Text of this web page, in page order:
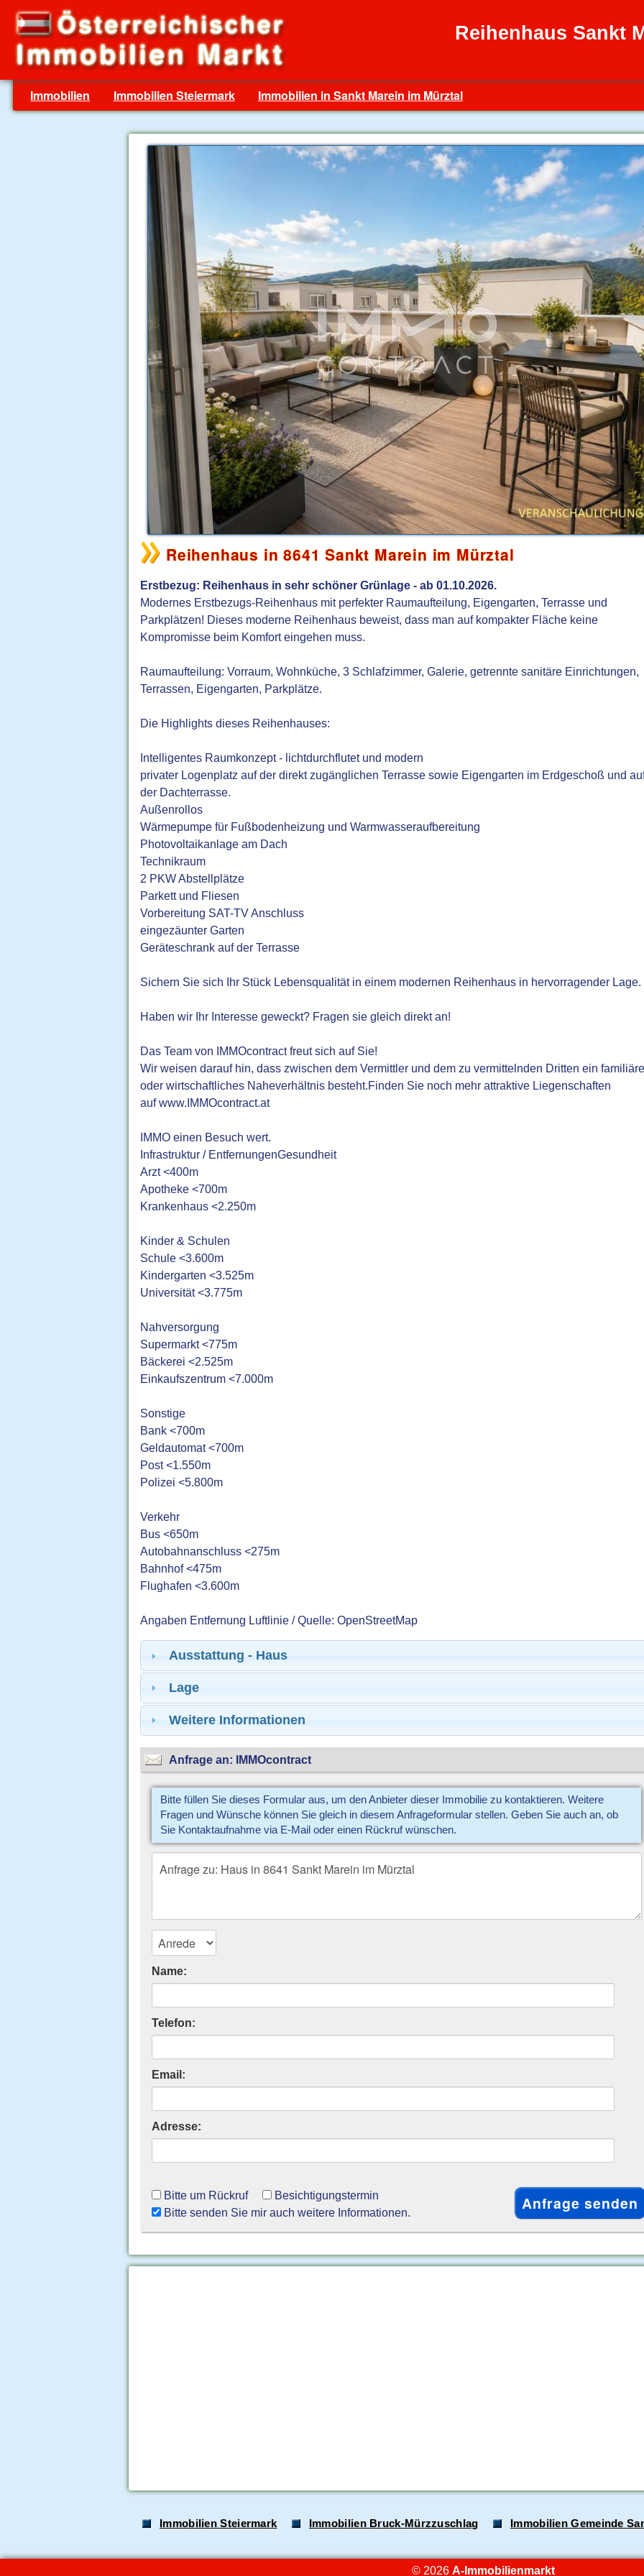
Reihenhaus Sankt
Immobilien Immobilien Steiermark Immobilien in Sankt Marein im Mürztal
Reihenhaus in 8641 Sankt Marein im Mürztal
Erstbezug: Reihenhaus in sehr schöner Grünlage - ab 01.10.2026.
Modernes Erstbezugs-Reihenhaus mit perfekter Raumaufteilung, Eigengarten, Terrasse und
Parkplätzen! Dieses moderne Reihenhaus beweist, dass man auf kompakter Fläche keine
Kompromisse beim Komfort eingehen muss.
Raumaufteilung: Vorraum, Wohnküche, 3 Schlafzimmer, Galerie, getrennte sanitäre Einrichtungen,
Terrassen, Eigengarten, Parkplätze.
Die Highlights dieses Reihenhauses:
Intelligentes Raumkonzept - lichtdurchflutet und modern
privater Logenplatz auf der direkt zugänglichen Terrasse sowie Eigengarten im Erdgeschoß und
der Dachterrasse.
Außenrollos
Wärmepumpe für Fußbodenheizung und Warmwasseraufbereitung
Photovoltaikanlage am Dach
Technikraum
2 PKW Abstellplätze
Parkett und Fliesen
Vorbereitung SAT-TV Anschluss
eingezäunter Garten
Geräteschrank auf der Terrasse
Sichern Sie sich Ihr Stück Lebensqualität in einem modernen Reihenhaus in hervorragender Lage.
Haben wir Ihr Interesse geweckt? Fragen sie gleich direkt an!
Das Team von IMMOcontract freut sich auf Sie!
Wir weisen darauf hin, dass zwischen dem Vermittler und dem zu vermittelnden Dritten ein
oder wirtschaftliches Naheverhältnis besteht.Finden Sie noch mehr attraktive Liegenschaften
auf www.IMMOcontract.at
IMMO einen Besuch wert.
Infrastruktur / EntfernungenGesundheit
Arzt <400m
Apotheke <700m
Krankenhaus <2.250m
Kinder & Schulen
Schule <3.600m
Kindergarten <3.525m
Universität <3.775m
Nahversorgung
Supermarkt <775m
Bäckerei <2.525m
Einkaufszentrum <7.000m
Sonstige
Bank <700m
Geldautomat <700m
Post <1.550m
Polizei <5.800m
Verkehr
Bus <650m
Autobahnanschluss <275m
Bahnhof <475m
Flughafen <3.600m
Angaben Entfernung Luftlinie / Quelle: OpenStreetMap
Ausstattung - Haus
Lage
Weitere Informationen
Anfrage an: IMMOcontract
Bitte füllen Sie dieses Formular aus, um den Anbieter dieser Immobilie zu kontaktieren. Weitere
Fragen und Wünsche können Sie gleich in diesem Anfrageformular stellen. Geben Sie auch an, ob
Sie Kontaktaufnahme via E-Mail oder einen Rückruf wünschen.
Name:
Telefon:
Email:
Adresse:
Bitte um Rückruf
Besichtigungstermin
Bitte senden Sie mir auch weitere Informationen.
Immobilien Steiermark Immobilien Bruck-Mürzzuschlag Immobilien Gemeinde
© 2026 A-Immobilienmarkt